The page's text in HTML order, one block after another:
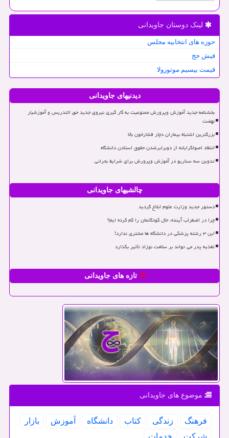
لینک دوستان جاویدانی
حوزه های انتخابیه مجلس
فیش حج
قیمت بیسیم موتورولا
دیدنیهای جاویدانی
بخشنامه جدید آموزش وپرورش ممنوعیت به کار گیری نیروی جدید حق التدریس و آموزشیار
نهضت
بزرگترین اشتباه بیماران دچار فشارخون بالا
انتقاد اصولگرایانه از دوبرابرشدن حقوق استادن دانشگاه
تدوین سه سناریو در آموزش وپرورش برای شرایط بحرانی
چالشیهای جاویدانی
دستور جدید وزارت علوم ابلاغ گردید
چرا در اضطراب آینده، حال کودکانمان را گم کرده ایم؟
این ۳ رشته پزشکی در دانشگاه ها مشتری ندارد!
تغذیه پدر می تواند بر سلامت نوزاد تأثیر بگذارد
تازه های جاویدانی
موضوع های جاویدانی
فرهنگ زندگی كتاب دانشگاه آموزش
بازار